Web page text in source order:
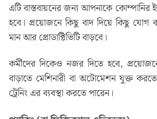
এটি বাস্তবায়নের জন্য আপনাকে কোম্পানির
হবে। প্রয়োজনে কিছু বাদ দিয়ে কিছু
মান আর প্রোডাক্টিভিটি বাড়বে।
কর্মীদের দিকেও নজর দিতে হবে,
বাড়াতে মেশিনারী বা অটোমেশন যুক্ত
ট্রেনিং এর ব্যবস্থা করতে পারেন।